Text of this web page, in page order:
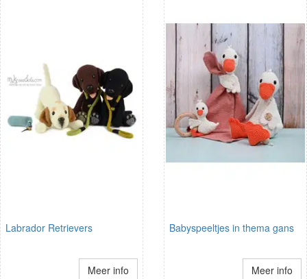
Labrador Retrievers
Meer info
Babyspeeltjes in thema gans
Meer info